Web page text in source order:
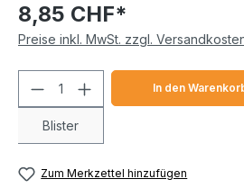
8,85 CHF*
Preise inkl. MwSt. zzgl.
Produkt Anzahl: Gib
Blister
In den
Zum Merkzettel hinzufügen